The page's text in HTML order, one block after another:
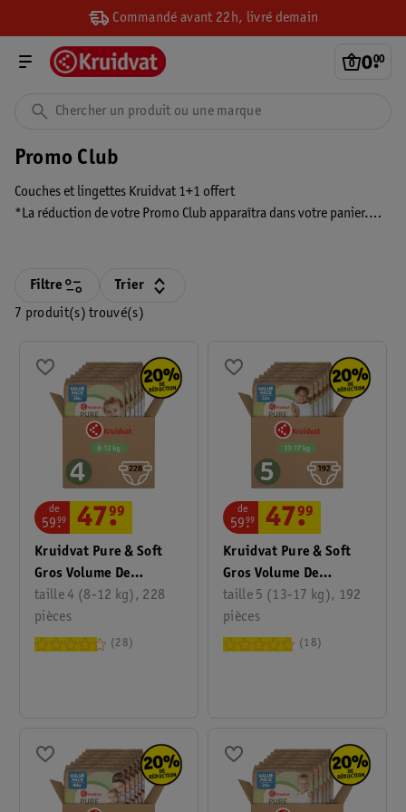
Commandé avant 22h, livré demain
0.
00
Promo Club
Couches et lingettes Kruidvat 1+1 offert
*La réduction de votre Promo Club apparaîtra dans votre panier.
toujours avant le paiement.
7 produit(s) trouvé(s)
Filtre Trier
Kruidvat Pure & Soft
Gros Volume De
Couches Taille 4
taille 4 (8-12 kg), 228
pièces
de
59.
99 47.
99
28
Kruidvat Pure & Soft
Gros Volume De
Couches Taille 5
taille 5 (13-17 kg), 192
pièces
de
59.
99 47.
99
18